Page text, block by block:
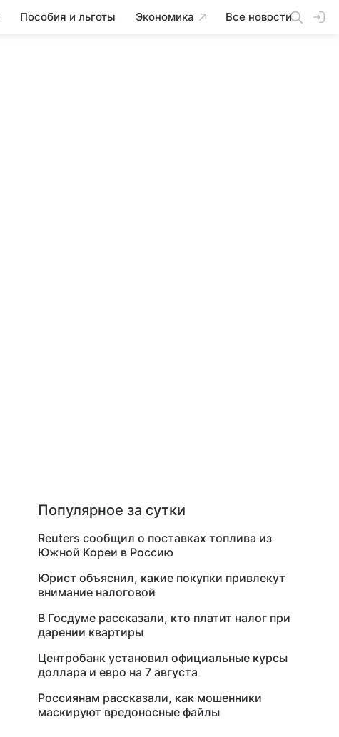
Пособия и льготы Экономика Все новости
Популярное за сутки
Reuters сообщил о поставках топлива из
Южной Кореи в Россию
Юрист объяснил, какие покупки привлекут
внимание налоговой
В Госдуме рассказали, кто платит налог при
дарении квартиры
Центробанк установил официальные курсы
доллара и евро на 7 августа
Россиянам рассказали, как мошенники
маскируют вредоносные файлы